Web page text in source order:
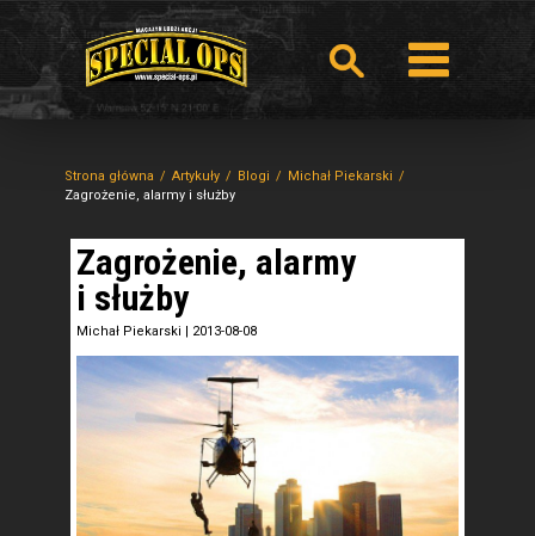
Strona główna Artykuły Blogi
Michał Piekarski
Zagrożenie, alarmy i służby
Zagrożenie, alarmy
i służby
Michał Piekarski | 2013-08-08